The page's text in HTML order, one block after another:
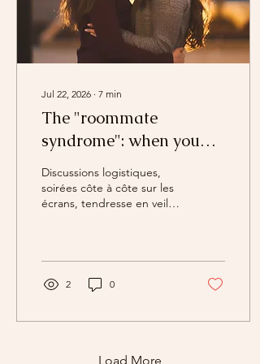
Jul 22, 2026 ∙ 7 min
The "roommate
syndrome": when you
share accommodation,
but no longer share a
life as a couple
Discussions logistiques,
soirées côte à côte sur les
écrans, tendresse en veille
encore. Ce n'est pas la fin
de l'amour — c'est un
scénario de couple qui
ça se réécrit.
2 0
Load More